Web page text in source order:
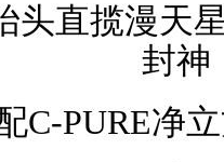
头直揽漫天
封神
C-PURE净